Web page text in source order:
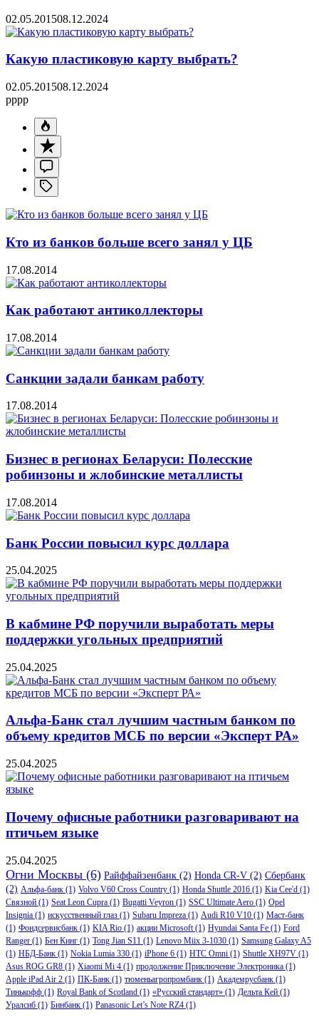
02.05.201508.12.2024
Какую пластиковую карту выбрать?
02.05.201508.12.2024
pppp
Кто из банков больше всего занял у ЦБ
17.08.2014
Как работают антиколлекторы
17.08.2014
Санкции задали банкам работу
17.08.2014
Бизнес в регионах Беларуси: Полесские
робинзоны и жлобинские металлисты
17.08.2014
Банк России повысил курс доллара
25.04.2025
В кабмине РФ поручили выработать меры
поддержки угольных предприятий
25.04.2025
Альфа-Банк стал лучшим частным банком по
объему кредитов МСБ по версии «Эксперт РА»
25.04.2025
Почему офисные работники разговаривают на
птичьем языке
25.04.2025
Огни Москвы (6) Райффайзенбанк (2) Honda CR-V (2) Сбербанк
(2) Альфа-банк (1) Volvo V60 Cross Country (1) Honda Shuttle 2016 (1) Kia Cee'd (1)
Связной (1) Seat Leon Cupra (1) Bugatti Veyron (1) SSC Ultimate Aero (1) Opel
Insignia (1) искусственный глаз (1) Subaru Impreza (1) Audi R10 V10 (1) Маст-банк
(1) Фондсервисбанк (1) KIA Rio (1) акции Microsoft (1) Hyundai Santa Fe (1) Ford
Ranger (1) Бен Кинг (1) Tong Jian S11 (1) Lenovo Miix 3-1030 (1) Samsung Galaxy A5
(1) НБД-Банк (1) Nokia Lumia 330 (1) iPhone 6 (1) HTC Omni (1) Shuttle XH97V (1)
Asus ROG GR8 (1) Xiaomi Mi 4 (1) продолжение Приключение Электроника (1)
Apple iPad Air 2 (1) ПК-Банк (1) тюменьагропромбанк (1) Академрусбанк (1)
Тинькофф (1) Royal Bank of Scotland (1) «Русский стандарт» (1) Дельта Кей (1)
Уралсиб (1) Бинбанк (1) Panasonic Let’s Note RZ4 (1)